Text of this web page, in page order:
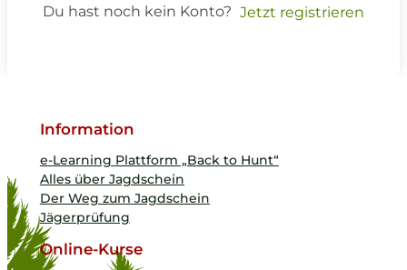
Du hast noch kein Konto? Jetzt registrieren
Information
e-Learning Plattform „Back to Hunt“
Alles über Jagdschein
Der Weg zum Jagdschein
Jägerprüfung
Online-Kurse